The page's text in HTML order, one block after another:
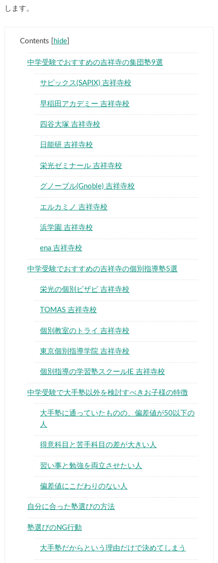
します。
Contents hide]
中学受験でおすすめの吉祥寺の集団塾9選
サピックス(SAPIX) 吉祥寺校
早稲田アカデミー 吉祥寺校
四谷大塚 吉祥寺校
日能研 吉祥寺校
栄光ゼミナール 吉祥寺校
グノーブル(Gnoble) 吉祥寺校
エルカミノ 吉祥寺校
浜学園 吉祥寺校
ena 吉祥寺校
中学受験でおすすめの吉祥寺の個別指導塾5選
栄光の個別ビザビ 吉祥寺校
TOMAS 吉祥寺校
個別教室のトライ 吉祥寺校
東京個別指導学院 吉祥寺校
個別指導の学習塾スクールIE 吉祥寺校
中学受験で大手塾以外を検討すべきお子様の特徴
大手塾に通っていたものの、偏差値が50以下の
人
得意科目と苦手科目の差が大きい人
習い事と勉強を両立させたい人
偏差値にこだわりのない人
自分に合った塾選びの方法
塾選びのNG行動
大手塾だからという理由だけで決めてしまう